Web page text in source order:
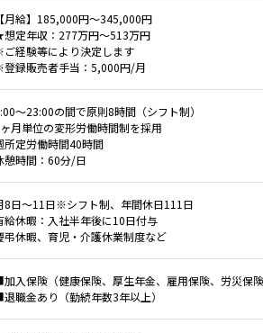
【月給】185,000円～345,000円
定年収：277万円～513万円
経験等により決定します
録販売者手当：5,000円/月
～23:00の間で原則8時間（シフト制）
月単位の変形労働時間制を採用
所定労働時間40時間
憩時間：60分/日
8日～11日※シフト制、年間休日111日
給休暇：入社半年後に10日付与
弔休暇、育児・介護休業制度など
入保険（健康保険、厚生年金、雇用保険、労災保険
職金あり（勤続年数3年以上）